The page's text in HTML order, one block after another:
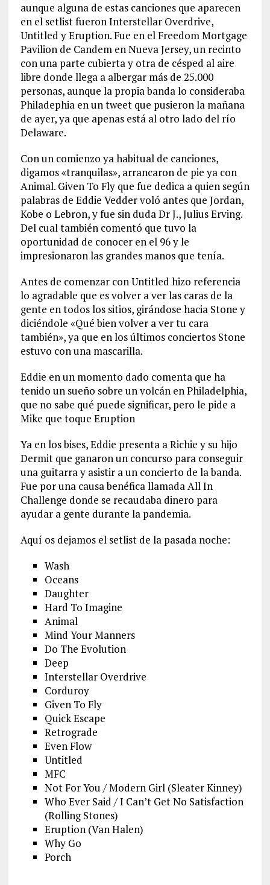
aunque alguna de estas canciones que aparecen
en el setlist fueron Interstellar Overdrive,
Untitled y Eruption. Fue en el Freedom Mortgage
Pavilion de Candem en Nueva Jersey, un recinto
con una parte cubierta y otra de césped al aire
libre donde llega a albergar más de 25.000
personas, aunque la propia banda lo consideraba
Philadephia en un tweet que pusieron la mañana
de ayer, ya que apenas está al otro lado del río
Delaware.
Con un comienzo ya habitual de canciones,
digamos «tranquilas», arrancaron de pie ya con
Animal. Given To Fly que fue dedica a quien según
palabras de Eddie Vedder voló antes que Jordan,
Kobe o Lebron, y fue sin duda Dr J., Julius Erving.
Del cual también comentó que tuvo la
oportunidad de conocer en el 96 y le
impresionaron las grandes manos que tenía.
Antes de comenzar con Untitled hizo referencia
lo agradable que es volver a ver las caras de la
gente en todos los sitios, girándose hacia Stone y
diciéndole «Qué bien volver a ver tu cara
también», ya que en los últimos conciertos Stone
estuvo con una mascarilla.
Eddie en un momento dado comenta que ha
tenido un sueño sobre un volcán en Philadelphia,
que no sabe qué puede significar, pero le pide a
Mike que toque Eruption
Ya en los bises, Eddie presenta a Richie y su hijo
Dermit que ganaron un concurso para conseguir
una guitarra y asistir a un concierto de la banda.
Fue por una causa benéfica llamada All In
Challenge donde se recaudaba dinero para
ayudar a gente durante la pandemia.
Aquí os dejamos el setlist de la pasada noche:
Wash
Oceans
Daughter
Hard To Imagine
Animal
Mind Your Manners
Do The Evolution
Deep
Interstellar Overdrive
Corduroy
Given To Fly
Quick Escape
Retrograde
Even Flow
Untitled
MFC
Not For You / Modern Girl (Sleater Kinney)
Who Ever Said / I Can’t Get No Satisfaction
(Rolling Stones)
Eruption (Van Halen)
Why Go
Porch